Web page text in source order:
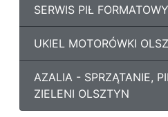
SERWIS PIŁ
UKIEL MOTORÓWKI
AZALIA - SPRZĄTANIE,
ZIELENI OLSZTYN